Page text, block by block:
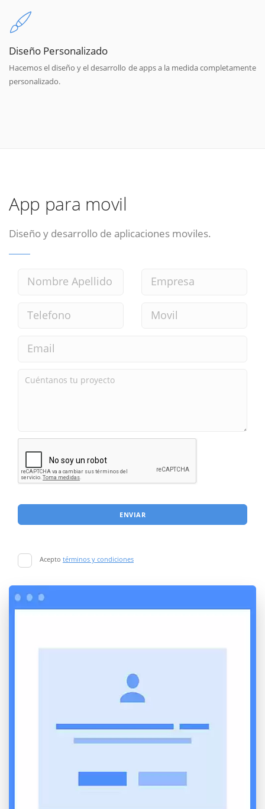
Diseño Personalizado
Hacemos el diseño y el desarrollo de apps a la medida completamente
personalizado.
App para movil
Diseño y desarrollo de aplicaciones moviles.
ENVIAR
Acepto términos y condiciones